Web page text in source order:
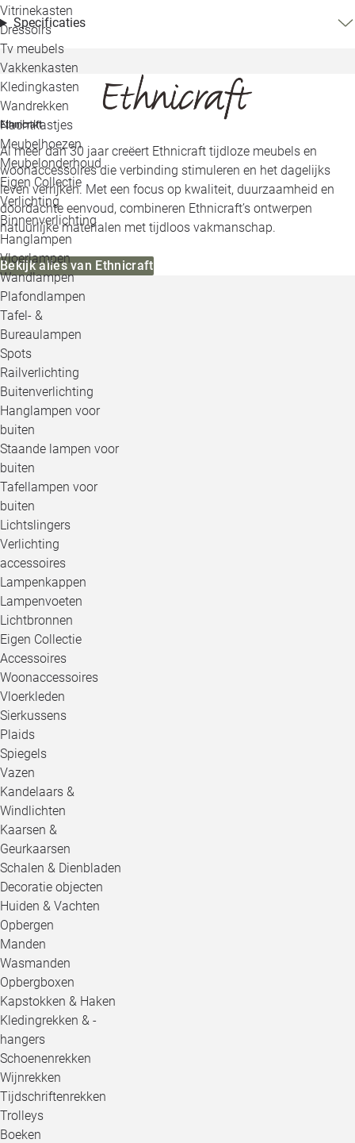
Vitrinekasten
Dressoirs
Tv meubels
Vakkenkasten
Kledingkasten
Wandrekken
Nachtkastjes
Meubelhoezen
Meubelonderhoud
Eigen Collectie
Verlichting
Binnenverlichting
Hanglampen
Vloerlampen
Wandlampen
Plafondlampen
Tafel- &
Bureaulampen
Spots
Railverlichting
Buitenverlichting
Hanglampen voor
buiten
Staande lampen voor
buiten
Tafellampen voor
buiten
Lichtslingers
Verlichting
accessoires
Lampenkappen
Lampenvoeten
Lichtbronnen
Eigen Collectie
Accessoires
Woonaccessoires
Vloerkleden
Sierkussens
Plaids
Spiegels
Vazen
Kandelaars &
Windlichten
Kaarsen &
Geurkaarsen
Schalen & Dienbladen
Decoratie objecten
Huiden & Vachten
Opbergen
Manden
Wasmanden
Opbergboxen
Kapstokken & Haken
Kledingrekken & -
hangers
Schoenenrekken
Wijnrekken
Tijdschriftenrekken
Trolleys
Boeken
Specificaties
Ethnicraft
Al meer dan 30 jaar creëert Ethnicraft tijdloze meubels en
woonaccessoires die verbinding stimuleren en het dagelijks
leven verrijken. Met een focus op kwaliteit, duurzaamheid en
doordachte eenvoud, combineren Ethnicraft’s ontwerpen
natuurlijke materialen met tijdloos vakmanschap.
Bekijk alles van Ethnicraft